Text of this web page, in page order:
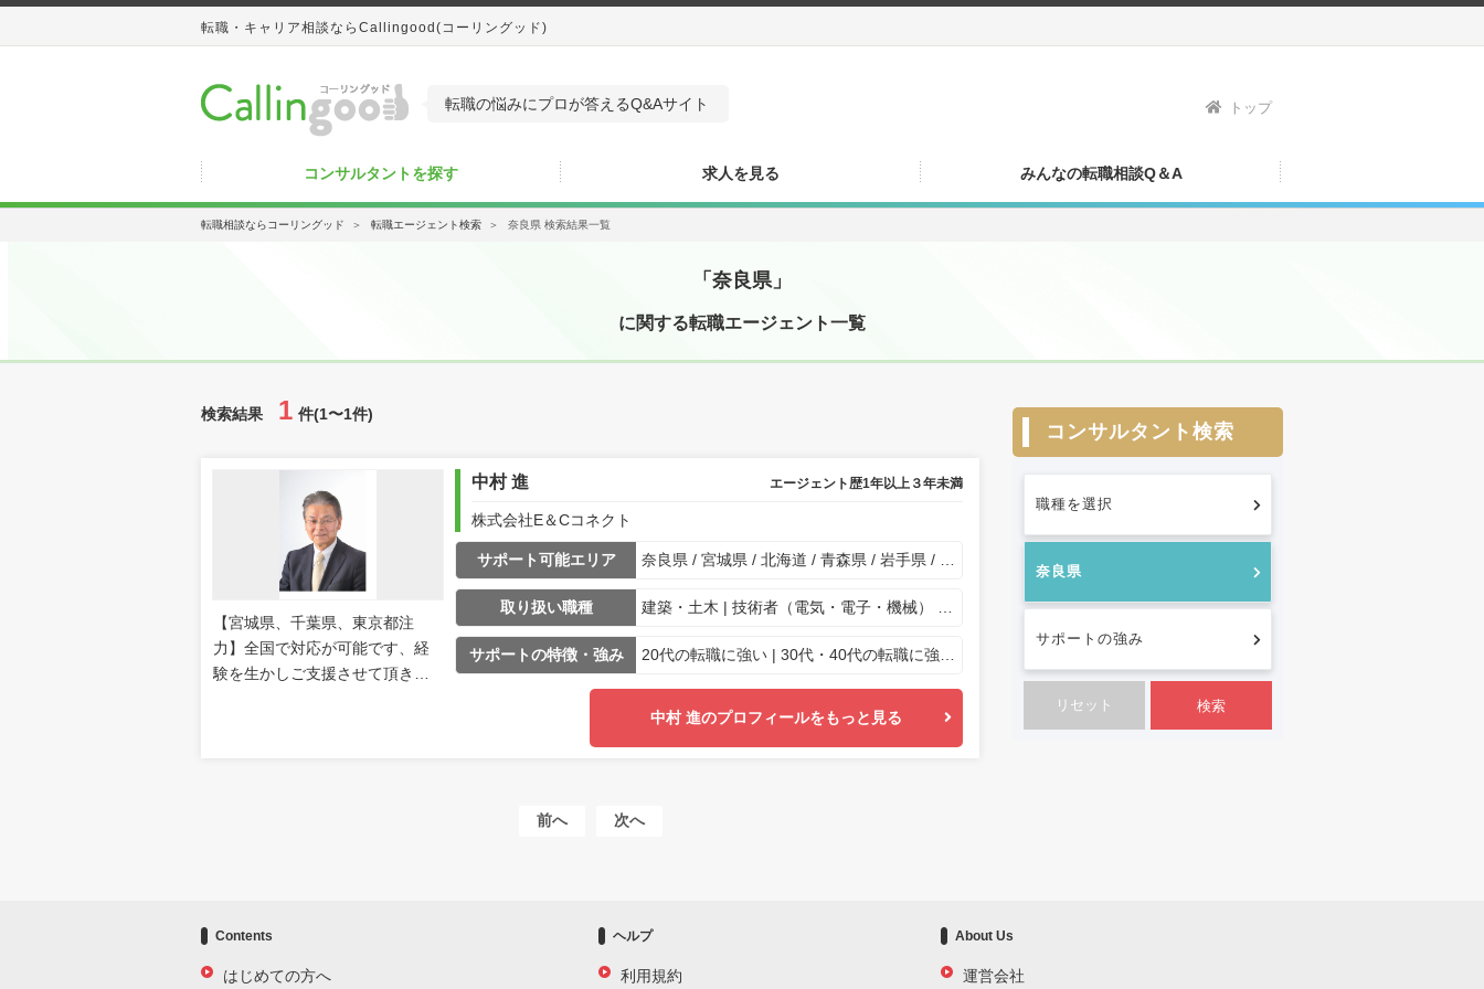
転職・キャリア相談ならCallingood(コーリングッド)
転職の悩みにプロが答えるQ&Aサイト トップ
コンサルタントを探す 求人を見る みんなの転職相談Q＆A
転職相談ならコーリングッド ＞ 転職エージェント検索 ＞ 奈良県 検索結果一覧
「奈良県」
に関する転職エージェント一覧
検索結果 1 件(1〜1件)
【宮城県、千葉県、東京都注
力】全国で対応が可能です、経
験を生かしご支援させて頂きま
中村 進 エージェント歴1年以上３年未満
株式会社E＆Cコネクト
サポート可能エリア
取り扱い職種
サポートの特徴・強み
中村 進のプロフィールをもっと見る
前へ 次へ
コンサルタント検索
職種を選択
奈良県
サポートの強み
検索
Contents
はじめての方へ
ヘルプ
利用規約
About Us
運営会社